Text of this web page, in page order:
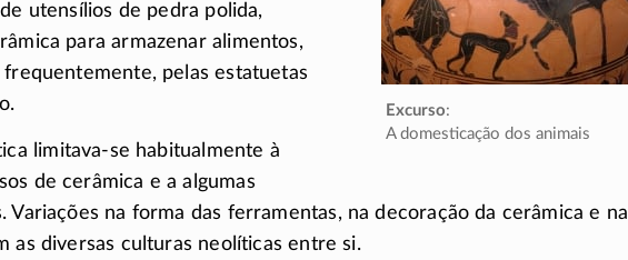
Excurso:
A domesticação dos animais
utensílios de pedra polida,
para armazenar alimentos,
frequentemente, pelas estatuetas
limitava-se habitualmente à
de cerâmica e a algumas
Variações na forma das ferramentas, na decoração da cerâmica e na
as diversas culturas neolíticas entre si.